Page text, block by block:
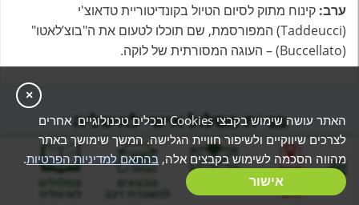
ערב: קינוח מתוק לסיום הטיול בקונדיטוריית טדאוצ'י
(Taddeucci) המפורסמת, שם תוכלו לטעום את ה"בוצ’לאטו"
(Buccellato) – העוגה המסורתית של לוקה.
בניית מסלול אישי לאיטליה
תורידו מעצמכם את כל הדאגות שנוגעות לתכנון של הטיול
שלכם לאיטליה - יחד עם המומחה שלנו תוכלו לבנות את
המסלול המקיף והנוח ביותר, שכולל את כלל הפרטים
בניית מסלול
אישי
מבצעים מסלולים
לאיטליה
×
האתר עושה שימוש בקבצי Cookies ובכלים טכנולוגיים אחרים
לצרכים שיווקיים ולשיפור חוויית הגלישה. המשך שימושך באתר
מהווה הסכמה לשימוש בקבצים אלה, בהתאם למדיניות הפרטיות.
אישור